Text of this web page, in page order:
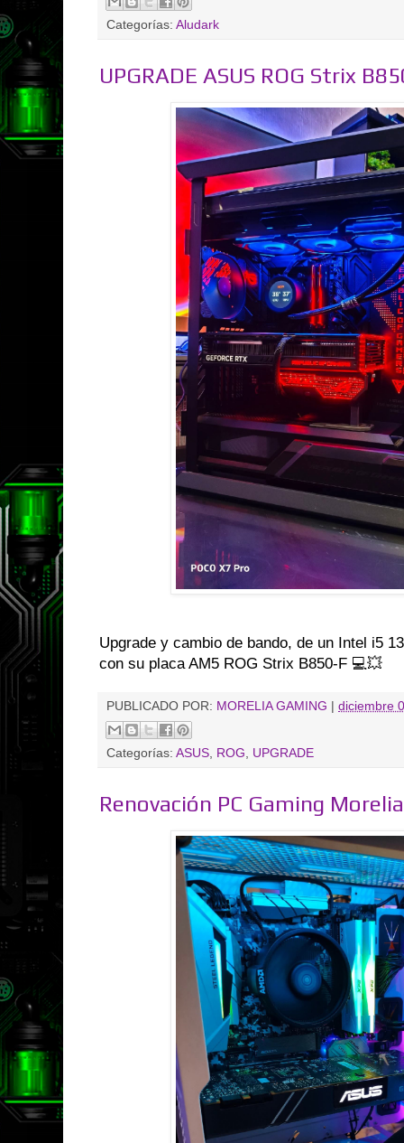
Categorías: Aludark
UPGRADE ASUS ROG Strix
Upgrade y cambio de bando, de un Intel i5
con su placa AM5 ROG Strix B850-F 💻💥
PUBLICADO POR: MORELIA GAMING diciembre
Categorías: ASUS ROG UPGRADE
Renovación PC Gaming Morelia